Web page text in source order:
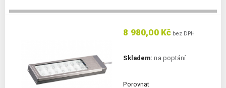
8 980,00 Kč bez DPH
Skladem: na poptání
Porovnat